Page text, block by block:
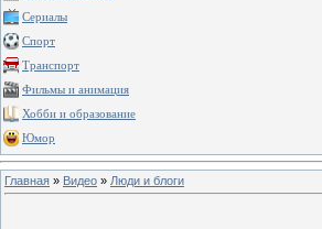
Сериалы
Спорт
Транспорт
Фильмы и анимация
Хобби и образование
Юмор
Главная » Видео » Люди и блоги